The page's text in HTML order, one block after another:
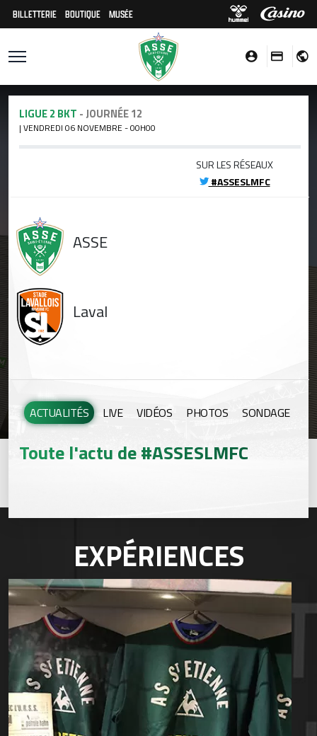
BILLETTERIE BOUTIQUE MUSÉE
LIGUE 2 BKT - JOURNÉE 12
| VENDREDI 06 NOVEMBRE - 00H00
SUR LES RÉSEAUX
#ASSESLMFC
ASSE
Laval
ACTUALITÉS LIVE VIDÉOS PHOTOS SONDAGE
Toute l'actu de #ASSESLMFC
EXPÉRIENCES